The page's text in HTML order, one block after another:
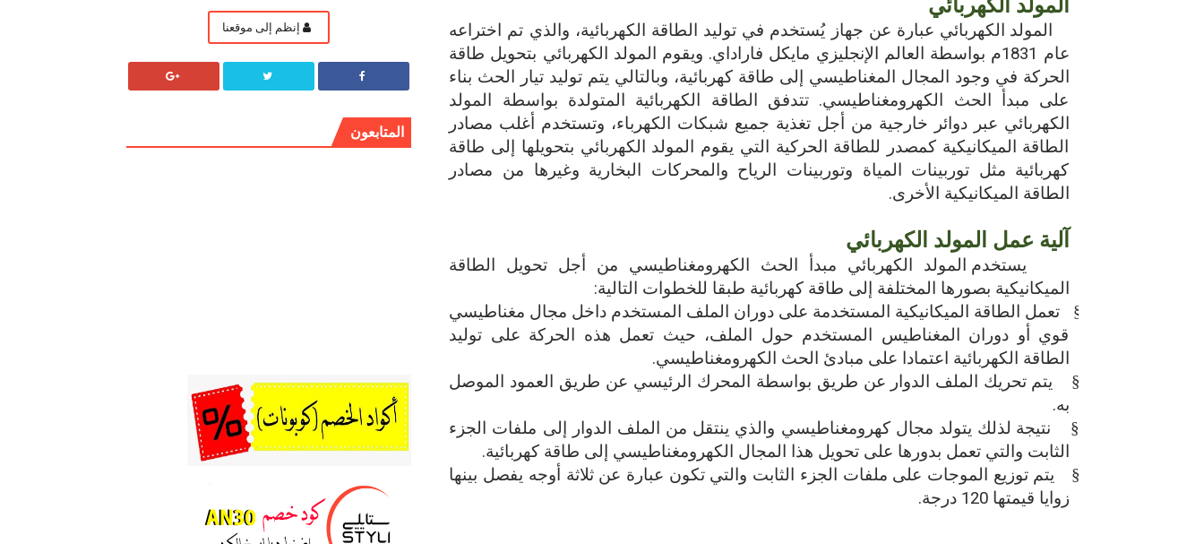
المولد الكهربائي
المولد الكهربائي عبارة عن جهاز يُستخدم في توليد الطاقة الكهربائية، والذي تم اختراعه
عام 1831م بواسطة العالم الإنجليزي مايكل فاراداي. ويقوم المولد الكهربائي بتحويل طاقة
الحركة في وجود المجال المغناطيسي إلى طاقة كهربائية، وبالتالي يتم توليد تيار الحث بناء
على مبدأ الحث الكهرومغناطيسي. تتدفق الطاقة الكهربائية المتولدة بواسطة المولد
الكهربائي عبر دوائر خارجية من أجل تغذية جميع شبكات الكهرباء، وتستخدم أغلب مصادر
الطاقة الميكانيكية كمصدر للطاقة الحركية التي يقوم المولد الكهربائي بتحويلها إلى طاقة
كهربائية مثل توربينات المياة وتوربينات الرياح والمحركات البخارية وغيرها من مصادر
الطاقة الميكانيكية الأخرى.
آلية عمل المولد الكهربائي
يستخدم المولد الكهربائي مبدأ الحث الكهرومغناطيسي من أجل تحويل الطاقة
الميكانيكية بصورها المختلفة إلى طاقة كهربائية طبقا للخطوات التالية:
§
تعمل الطاقة الميكانيكية المستخدمة على دوران الملف المستخدم داخل مجال مغناطيسي
قوي أو دوران المغناطيس المستخدم حول الملف، حيث تعمل هذه الحركة على توليد
الطاقة الكهربائية اعتمادا على مبادئ الحث الكهرومغناطيسي.
§
يتم تحريك الملف الدوار عن طريق بواسطة المحرك الرئيسي عن طريق العمود الموصل
به.
§
نتيجة لذلك يتولد مجال كهرومغناطيسي والذي ينتقل من الملف الدوار إلى ملفات الجزء
الثابت والتي تعمل بدورها على تحويل هذا المجال الكهرومغناطيسي إلى طاقة كهربائية.
§
يتم توزيع الموجات على ملفات الجزء الثابت والتي تكون عبارة عن ثلاثة أوجه يفصل بينها
زوايا قيمتها 120 درجة.
إنظم إلى موقعنا
المتابعون